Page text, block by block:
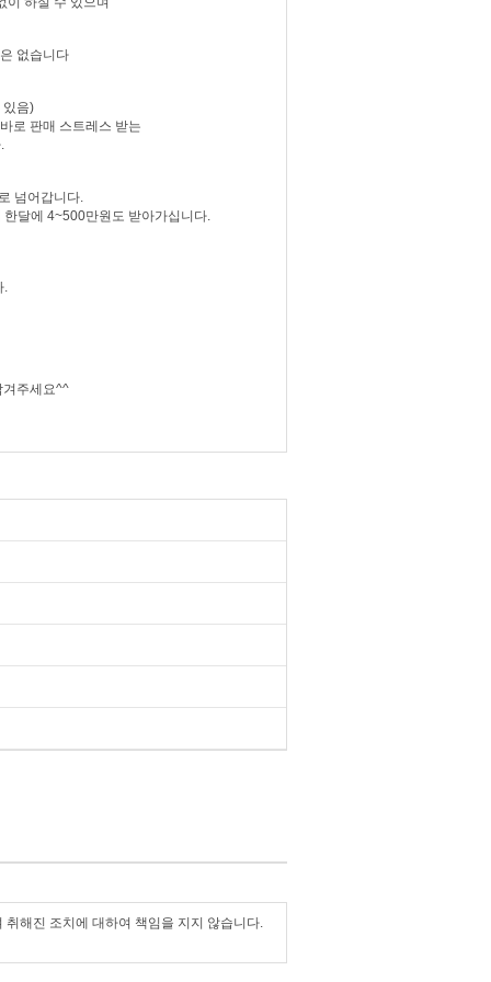
없습니다
있음)
로 판매 스트레스 받는
넘어갑니다.
달에 4~500만원도 받아가십니다.
.
주세요^^
해진 조치에 대하여 책임을 지지 않습니다.